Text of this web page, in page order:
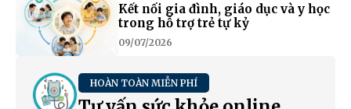
Kết nối gia đình, giáo dục và y học
trong hỗ trợ trẻ tự kỷ
09/07/2026
HOÀN TOÀN MIỄN PHÍ